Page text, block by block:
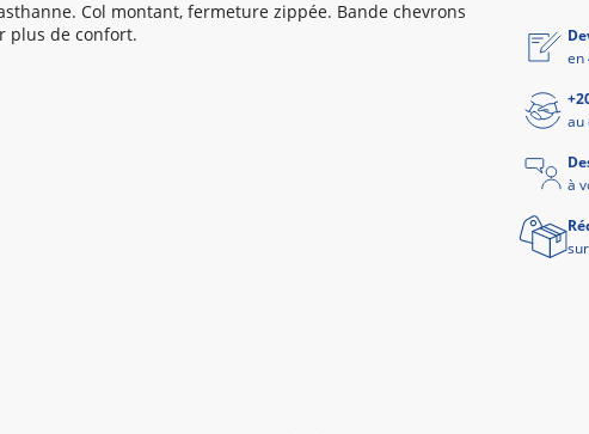
Col montant, fermeture zippée. Bande chevrons
plus de confort.
en
au
à